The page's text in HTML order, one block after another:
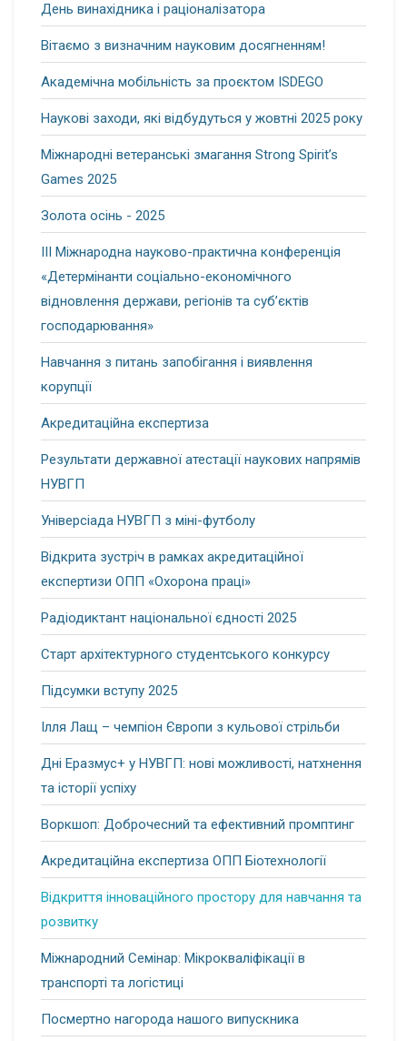
День винахідника і раціоналізатора
Вітаємо з визначним науковим досягненням!
Академічна мобільність за проєктом ISDEGO
Наукові заходи, які відбудуться у жовтні 2025 року
Міжнародні ветеранські змагання Strong Spirit’s
Games 2025
Золота осінь - 2025
ІІІ Міжнародна науково-практична конференція
«Детермінанти соціально-економічного
відновлення держави, регіонів та суб’єктів
господарювання»
Навчання з питань запобігання і виявлення
корупції
Акредитаційна експертиза
Результати державної атестації наукових напрямів
НУВГП
Універсіада НУВГП з міні-футболу
Відкрита зустріч в рамках акредитаційної
експертизи ОПП «Охорона праці»
Радіодиктант національної єдності 2025
Старт архітектурного студентського конкурсу
Підсумки вступу 2025
Ілля Лащ – чемпіон Європи з кульової стрільби
Дні Еразмус+ у НУВГП: нові можливості, натхнення
та історії успіху
Воркшоп: Доброчесний та ефективний промптинг
Акредитаційна експертиза ОПП Біотехнології
Відкриття інноваційного простору для навчання та
розвитку
Міжнародний Семінар: Мікрокваліфікації в
транспорті та логістиці
Посмертно нагорода нашого випускника